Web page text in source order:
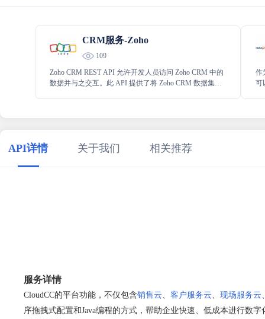
CRM服务-Zoho
109
Zoho CRM REST API 允许开发人员访问 Zoho CRM 中的
数据并与之交互。此 API 提供了将 Zoho CRM 数据集成
作
可
API详情 关于我们 相关推荐
服务详情
CloudCC的平台功能，不仅包含销售云、 客户服务云、 现场服务云
序拖拽式配置和Java编程的方式，帮助企业快速、低成本进行数字